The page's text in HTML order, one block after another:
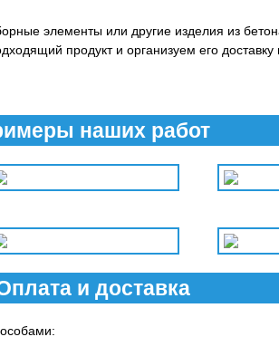
элементы или другие изделия из
продукт и организуем его доставку
наших работ
и доставка